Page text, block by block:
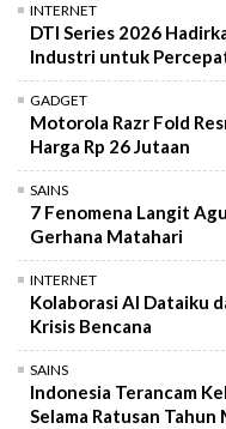
INTERNET
DTI Series 2026
Industri untuk
GADGET
Motorola Razr Fold
Harga Rp 26 Jutaan
SAINS
7 Fenomena Langit
Gerhana Matahari
INTERNET
Kolaborasi AI Dataiku
Krisis Bencana
SAINS
Indonesia Terancam
Selama Ratusan Tahun